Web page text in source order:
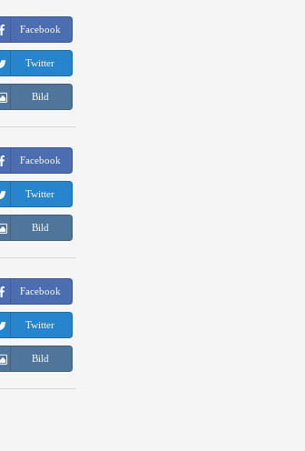
Facebook
Twitter
Bild
Facebook
Twitter
Bild
Facebook
Twitter
Bild